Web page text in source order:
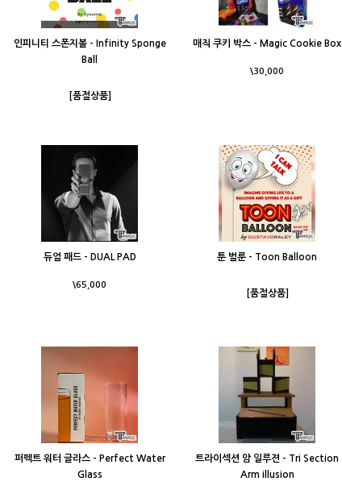
인피니티 스폰지볼 - Infinity Sponge
Ball
[품절상품]
매직 쿠키 박스 - Magic Cookie Box
\30,000
듀얼 패드 - DUAL PAD
\65,000
툰 벌룬 - Toon Balloon
[품절상품]
퍼펙트 워터 글라스 - Perfect Water
Glass
트라이섹션 암 일루젼 - Tri Section
Arm illusion